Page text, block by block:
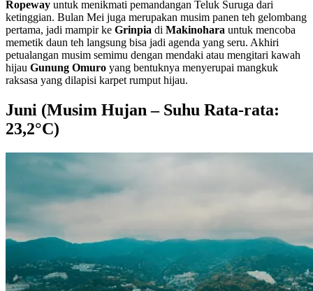
Ropeway untuk menikmati pemandangan Teluk Suruga dari
ketinggian. Bulan Mei juga merupakan musim panen teh gelombang
pertama, jadi mampir ke Grinpia di Makinohara untuk mencoba
memetik daun teh langsung bisa jadi agenda yang seru. Akhiri
petualangan musim semimu dengan mendaki atau mengitari kawah
hijau Gunung Omuro yang bentuknya menyerupai mangkuk
raksasa yang dilapisi karpet rumput hijau.
Juni (Musim Hujan – Suhu Rata-rata:
23,2°C)